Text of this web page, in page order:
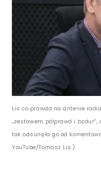
Lis co prawda na antenie
„zestawem półprawd i
tak odsunęła go od
YouTube/Tomasz Lis.)